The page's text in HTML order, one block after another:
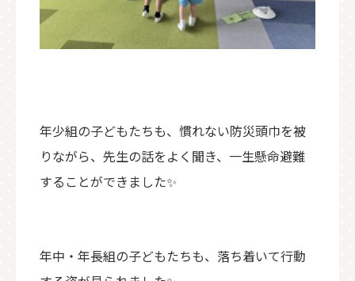
年少組の子どもたちも、慣れない防災頭巾を被
りながら、先生の話をよく聞き、一生懸命避難
することができました✨
年中・年長組の子どもたちも、落ち着いて行動